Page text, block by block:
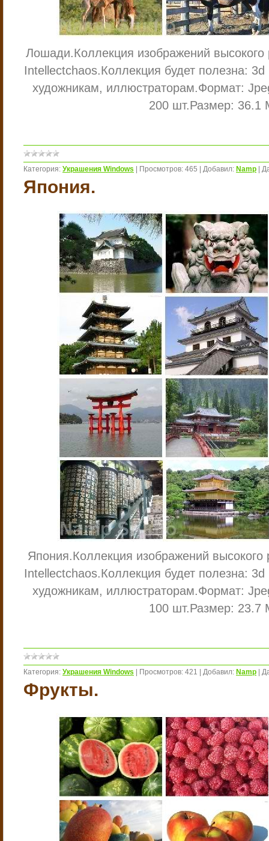
Лошади.Коллекция изображений
Intellectchaos.Коллекция будет полезна:
художникам, иллюстраторам.Формат:
200 шт.Размер: 36.1
Категория: Украшения Windows Просмотров: 465 Добавил: Namp
Япония.
Япония.Коллекция изображений
Intellectchaos.Коллекция будет полезна:
художникам, иллюстраторам.Формат:
100 шт.Размер: 23.7
Категория: Украшения Windows Просмотров: 421 Добавил: Namp
Фрукты.